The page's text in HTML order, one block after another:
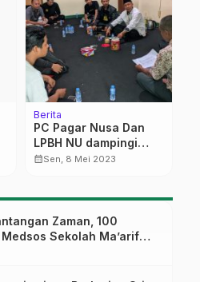
Berita
PC Pagar Nusa Dan
LPBH NU dampingi
Korban Penganiayaan
calendar_monthSen, 8 Mei 2023
Zaman, 100
Sekolah Ma’arif
Ikuti Pelatihan Literasi